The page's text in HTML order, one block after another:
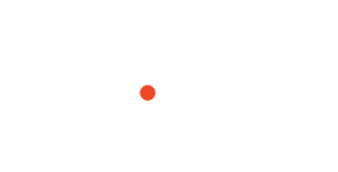
you the best experience on our website.
to find out how you can disable cookies,